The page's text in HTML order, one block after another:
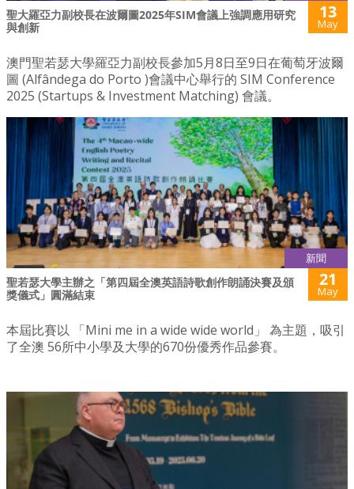
聖大羅亞力副校長在波爾圖2025年SIM會議上強調應用研究
與創新
13
May
澳門聖若瑟大學羅亞力副校長參加5月8日至9日在葡萄牙波爾
圖 (Alfândega do Porto )會議中心舉行的 SIM Conference
2025 (Startups & Investment Matching) 會議。
新聞
聖若瑟大學主辦之「第四屆全澳英語詩歌創作朗誦決賽及頒
獎儀式」圓滿結束
21
May
本屆比賽以 「Mini me in a wide wide world」 為主題，吸引
了全澳 56所中小學及大學的670份優秀作品參賽。